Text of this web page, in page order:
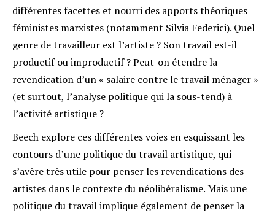
différentes facettes et nourri des apports théoriques
féministes marxistes (notamment Silvia Federici). Quel
genre de travailleur est l’artiste ? Son travail est-il
productif ou improductif ? Peut-on étendre la
revendication d’un « salaire contre le travail ménager »
(et surtout, l’analyse politique qui la sous-tend) à
l’activité artistique ?
Beech explore ces différentes voies en esquissant les
contours d’une politique du travail artistique, qui
s’avère très utile pour penser les revendications des
artistes dans le contexte du néolibéralisme. Mais une
politique du travail implique également de penser la